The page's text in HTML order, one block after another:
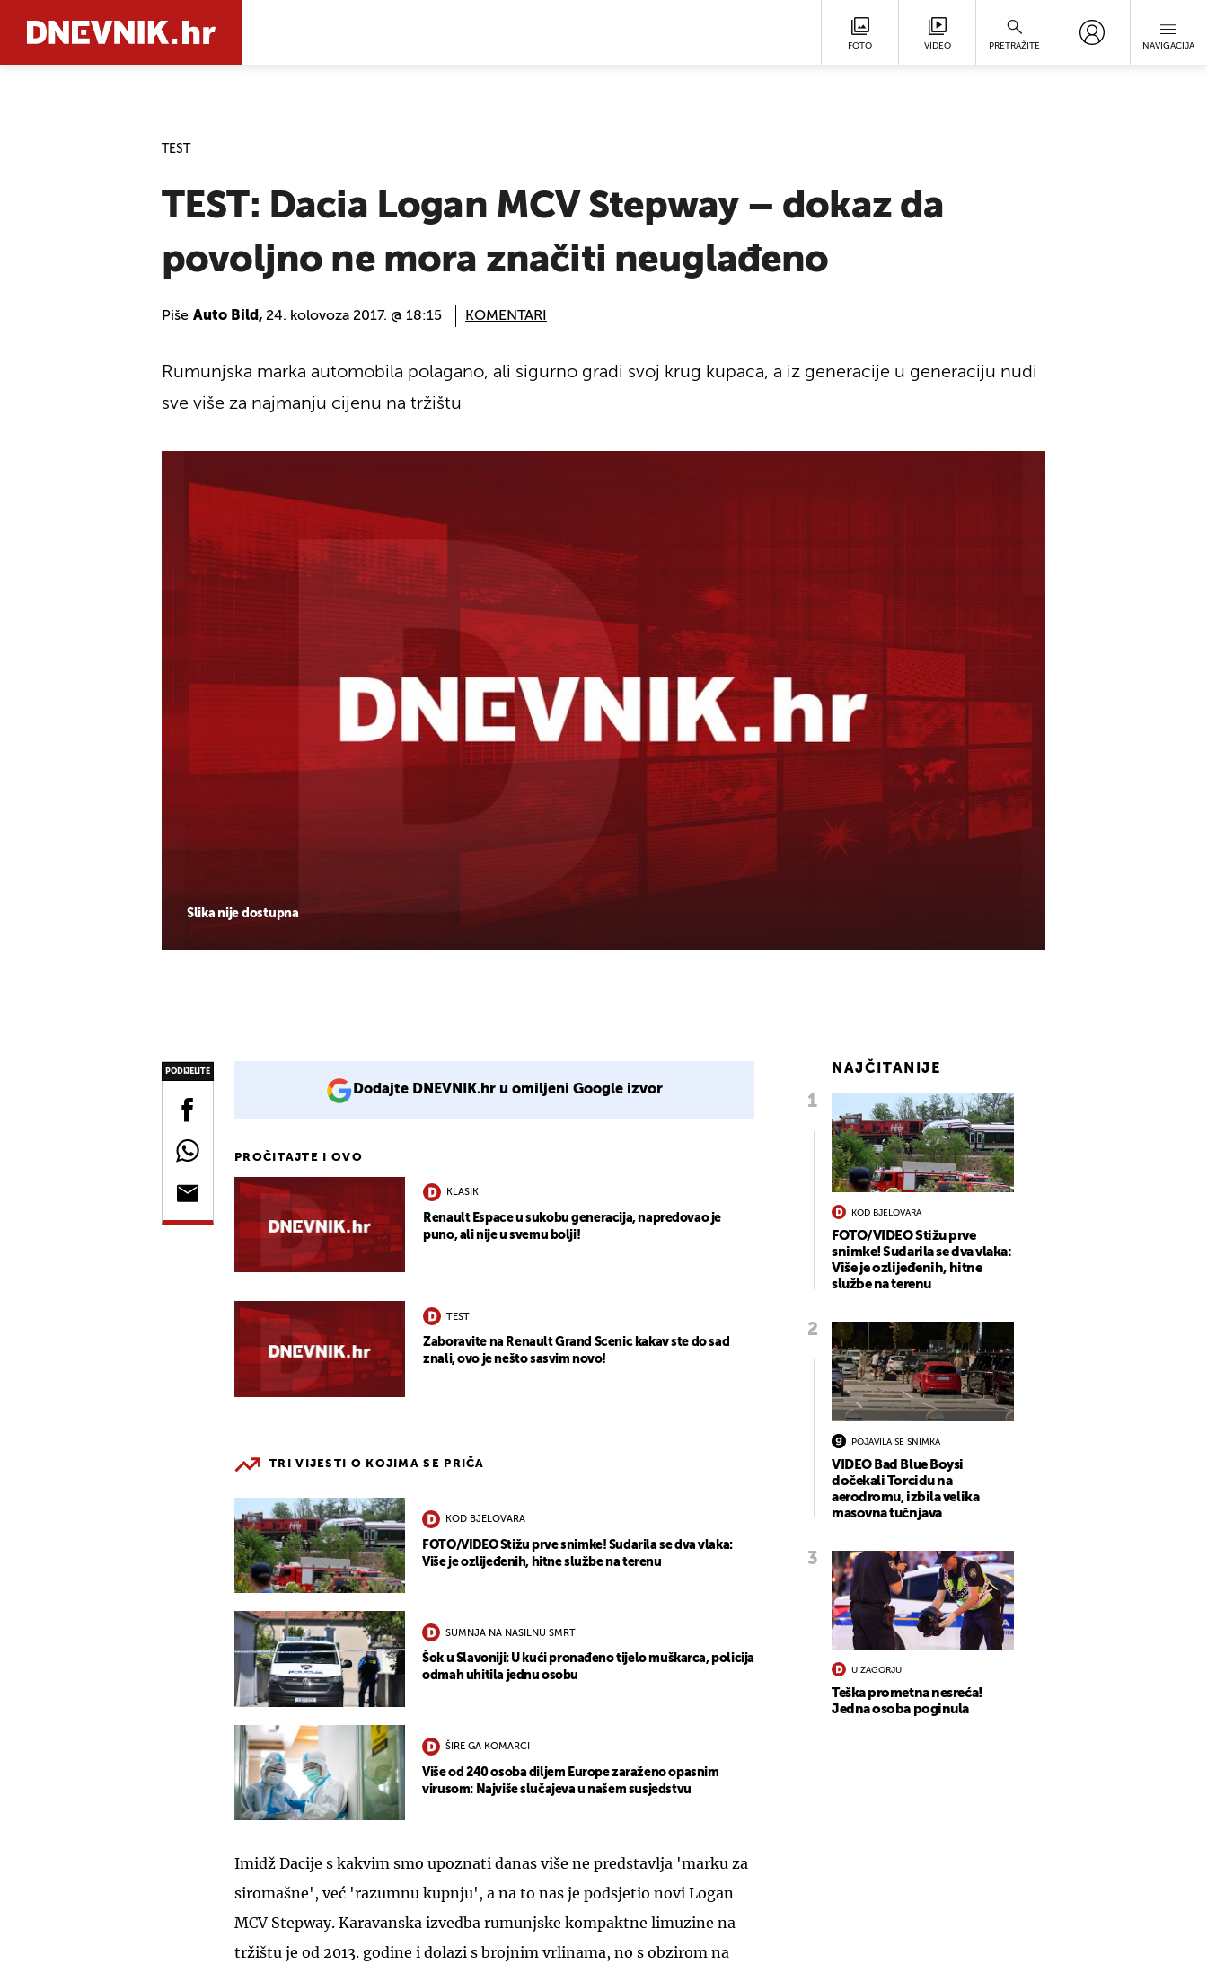
FOTO VIDEO PRETRAŽITE NAVIGACIJA
TEST
TEST: Dacia Logan MCV Stepway – dokaz da
povoljno ne mora značiti neuglađeno
Piše Auto Bild, 24. kolovoza 2017. @ 18:15 KOMENTARI
Slika nije dostupna
Rumunjska marka automobila polagano, ali sigurno gradi svoj krug kupaca, a iz generacije u generaciju nudi
sve više za najmanju cijenu na tržištu
PODIJELITE
Dodajte DNEVNIK.hr u omiljeni Google izvor
PROČITAJTE I OVO
KLASIK
Renault Espace u sukobu generacija, napredovao je
puno, ali nije u svemu bolji!
TEST
Zaboravite na Renault Grand Scenic kakav ste do sad
znali, ovo je nešto sasvim novo!
TRI VIJESTI O KOJIMA SE PRIČA
KOD BJELOVARA
FOTO/VIDEO Stižu prve snimke! Sudarila se dva vlaka:
Više je ozlijeđenih, hitne službe na terenu
SUMNJA NA NASILNU SMRT
Šok u Slavoniji: U kući pronađeno tijelo muškarca, policija
odmah uhitila jednu osobu
ŠIRE GA KOMARCI
Više od 240 osoba diljem Europe zaraženo opasnim
virusom: Najviše slučajeva u našem susjedstvu
Imidž Dacije s kakvim smo upoznati danas više ne predstavlja 'marku za
siromašne', već 'razumnu kupnju', a na to nas je podsjetio novi Logan
MCV Stepway. Karavanska izvedba rumunjske kompaktne limuzine na
tržištu je od 2013. godine i dolazi s brojnim vrlinama, no s obzirom na
NAJČITANIJE
KOD BJELOVARA
FOTO/VIDEO Stižu prve
snimke! Sudarila se dva vlaka:
Više je ozlijeđenih, hitne
službe na terenu
POJAVILA SE SNIMKA
VIDEO Bad Blue Boysi
dočekali Torcidu na
aerodromu, izbila velika
masovna tučnjava
U ZAGORJU
Teška prometna nesreća!
Jedna osoba poginula